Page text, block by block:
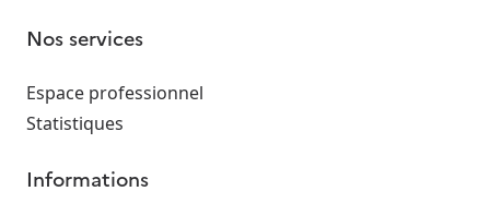
Nos services
Espace professionnel
Statistiques
Informations